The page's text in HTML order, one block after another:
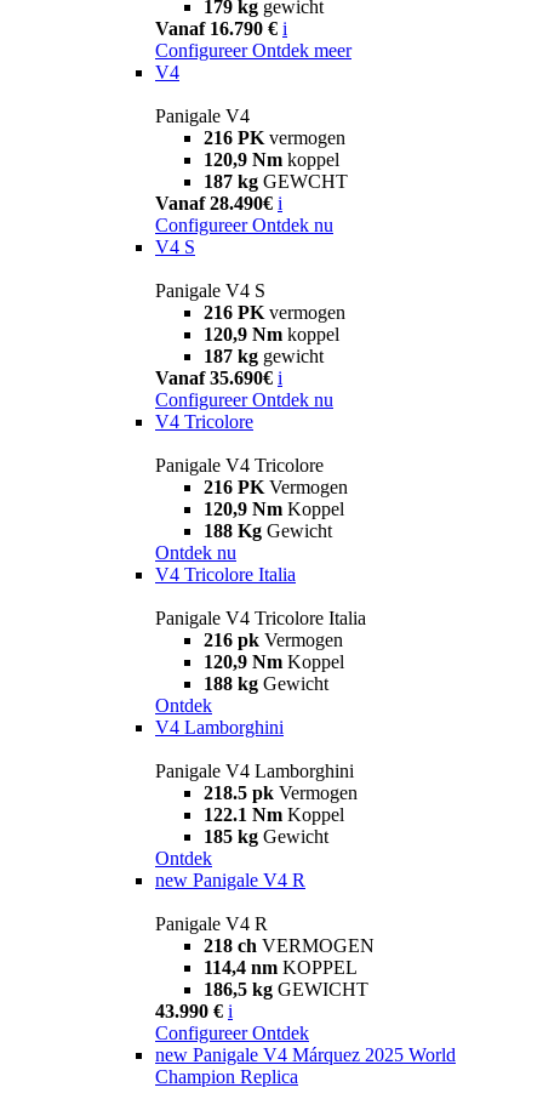
179 kg gewicht
Vanaf 16.790 € i
Configureer Ontdek meer
V4
Panigale V4
216 PK vermogen
120,9 Nm koppel
187 kg GEWCHT
Vanaf 28.490€ i
Configureer Ontdek nu
V4 S
Panigale V4 S
216 PK vermogen
120,9 Nm koppel
187 kg gewicht
Vanaf 35.690€ i
Configureer Ontdek nu
V4 Tricolore
Panigale V4 Tricolore
216 PK Vermogen
120,9 Nm Koppel
188 Kg Gewicht
Ontdek nu
V4 Tricolore Italia
Panigale V4 Tricolore Italia
216 pk Vermogen
120,9 Nm Koppel
188 kg Gewicht
Ontdek
V4 Lamborghini
Panigale V4 Lamborghini
218.5 pk Vermogen
122.1 Nm Koppel
185 kg Gewicht
Ontdek
new Panigale V4 R
Panigale V4 R
218 ch VERMOGEN
114,4 nm KOPPEL
186,5 kg GEWICHT
43.990 € i
Configureer Ontdek
new Panigale V4 Márquez 2025 World
Champion Replica